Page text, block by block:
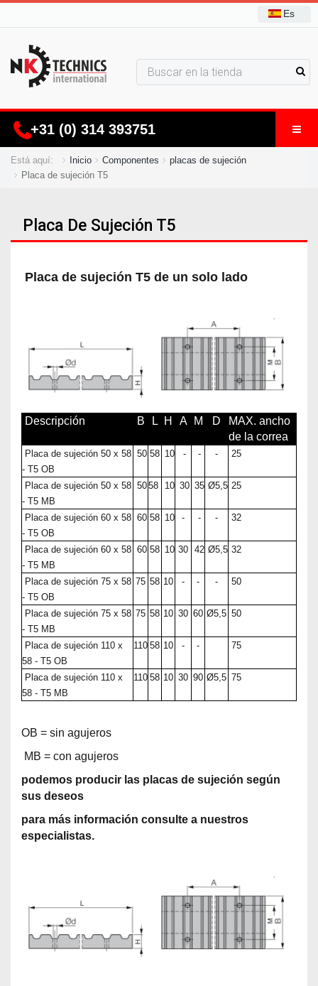
Es
+31 (0) 314 393751
Está aquí: Inicio Componentes
placas de sujeción
Placa de sujeción T5
Placa De Sujeción T5
Placa de sujeción T5 de un solo lado
Descripción B L H A M D
MAX. ancho
de la correa
Placa de sujeción 50 x 58
- T5 OB
50 58 10 - - - 25
Placa de sujeción 50 x 58
- T5 MB
5058 10 30 35 Ø5,5 25
Placa de sujeción 60 x 58
- T5 OB
60 58 10 - - - 32
Placa de sujeción 60 x 58
- T5 MB
60 58 10 30 42 Ø5,5 32
Placa de sujeción 75 x 58
- T5 OB
75 58 10 - - - 50
Placa de sujeción 75 x 58
- T5 MB
75 58 10 30 60 Ø5,5 50
Placa de sujeción 110 x
58 - T5 OB
110 58 10 - - 75
Placa de sujeción 110 x
58 - T5 MB
110 58 10 30 90 Ø5,5 75
OB = sin agujeros
MB = con agujeros
podemos producir las placas de sujeción según
sus deseos
para más información consulte a nuestros
especialistas.